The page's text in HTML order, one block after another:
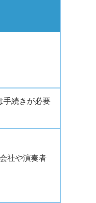
手続きが必要
社や演奏者